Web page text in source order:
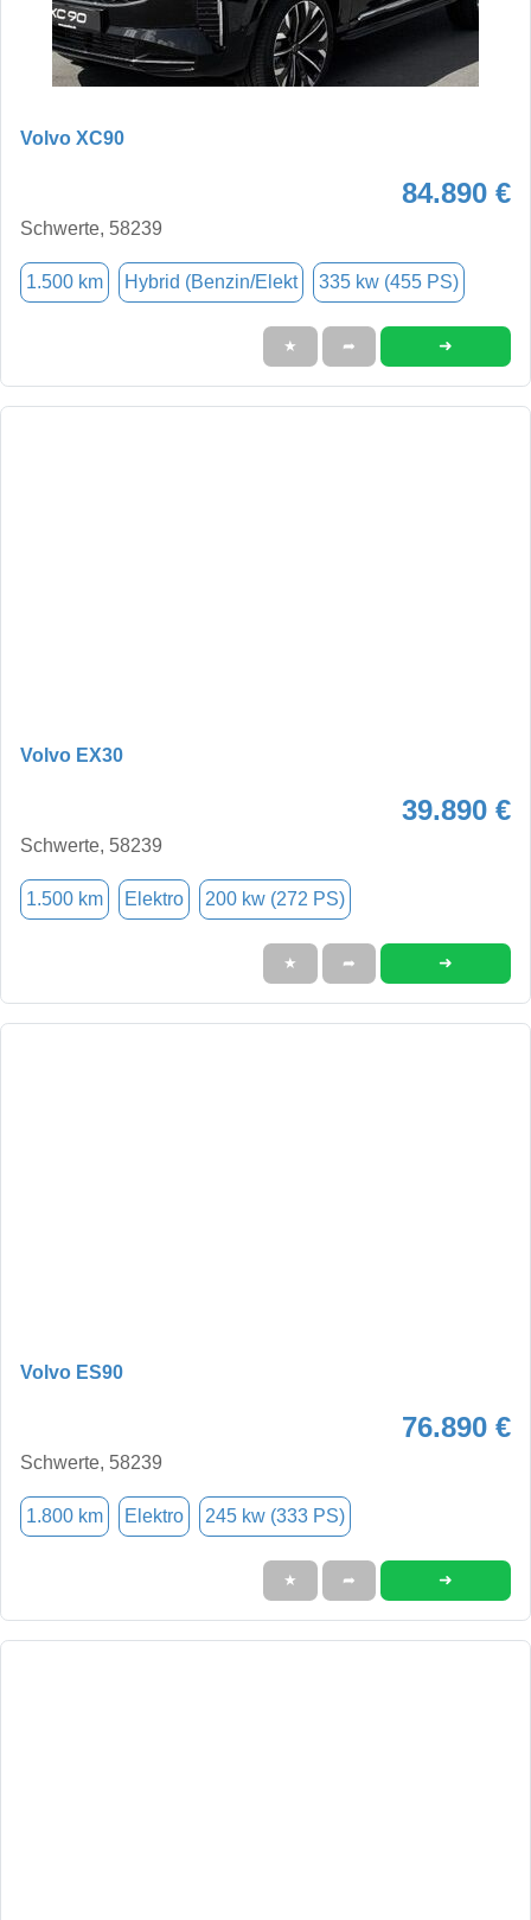
Volvo XC90
84.890 €
Schwerte, 58239
1.500 km Hybrid (Benzin/Elekt 335 kw (455 PS)
★ ➦ ➜
Volvo EX30
39.890 €
Schwerte, 58239
1.500 km Elektro 200 kw (272 PS)
★ ➦ ➜
Volvo ES90
76.890 €
Schwerte, 58239
1.800 km Elektro 245 kw (333 PS)
★ ➦ ➜